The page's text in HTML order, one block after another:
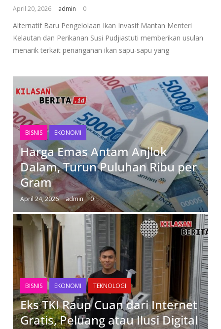
April 20, 2026 admin 0
Alternatif Baru Pengelolaan Ikan Invasif Mantan Menteri
Kelautan dan Perikanan Susi Pudjiastuti memberikan usulan
menarik terkait penanganan ikan sapu-sapu yang
BISNIS EKONOMI
Harga Emas Antam Anjlok
Dalam, Turun Puluhan Ribu per
Gram
April 24, 2026 admin 0
BISNIS EKONOMI TEKNOLOGI
Eks TKI Raup Cuan dari Internet
Gratis, Peluang atau Ilusi Digital